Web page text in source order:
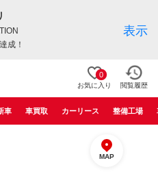
成！
表示
0
お気に入り 閲覧履歴
車 車買取 カーリース 整備工場
MAP